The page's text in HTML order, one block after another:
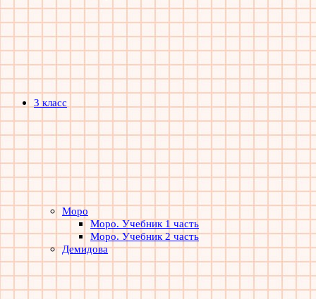
3 класс
Моро
Моро. Учебник 1 часть
Моро. Учебник 2 часть
Демидова